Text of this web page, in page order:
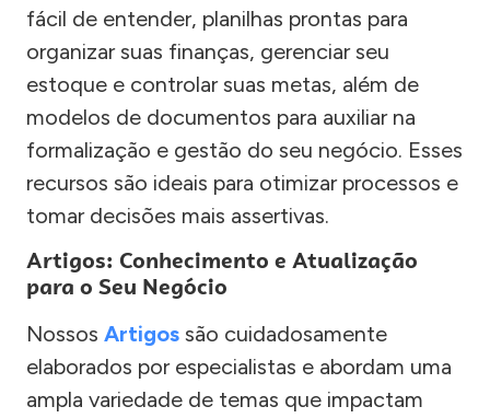
fácil de entender, planilhas prontas para
organizar suas finanças, gerenciar seu
estoque e controlar suas metas, além de
modelos de documentos para auxiliar na
formalização e gestão do seu negócio. Esses
recursos são ideais para otimizar processos e
tomar decisões mais assertivas.
Artigos: Conhecimento e Atualização
para o Seu Negócio
Nossos Artigos são cuidadosamente
elaborados por especialistas e abordam uma
ampla variedade de temas que impactam